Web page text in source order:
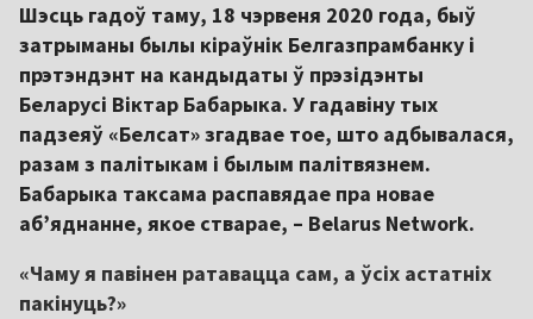
Шэсць гадоў таму, 18 чэрвеня 2020 года, быў
затрыманы былы кіраўнік Белгазпрамбанку і
прэтэндэнт на кандыдаты ў прэзідэнты
Беларусі Віктар Бабарыка. У гадавіну тых
падзеяў «Белсат» згадвае тое, што адбывалася,
разам з палітыкам і былым палітвязнем.
Бабарыка таксама распавядае пра новае
аб’яднанне, якое стварае, – Belarus Network.
«Чаму я павінен ратавацца сам, а ўсіх астатніх
пакінуць?»